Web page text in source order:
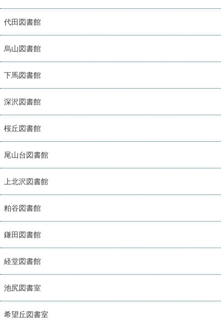
代田図書館
烏山図書館
下馬図書館
深沢図書館
桜丘図書館
尾山台図書館
上北沢図書館
粕谷図書館
鎌田図書館
経堂図書館
池尻図書室
希望丘図書室